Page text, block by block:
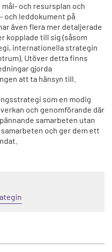
och resursplan och
och leddokument på
även flera mer detaljerade
kopplade till sig (såsom
internationella strategin
Utöver detta finns
gjorda
att ta hänsyn till.
som en modig
och genomförande där
samarbeten utan
och ger dem ett